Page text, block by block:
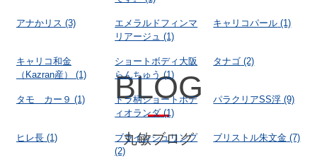
BLOG
丸敏ブログ
アナかリス (3)
エメラルドフィンマ
リアージュ (1)
キャリコパール (1)
キャリコ和金
（Kazran産）
(1)
ショートボディ大阪
らんちゅう (1)
タナゴ (2)
タモ カー９ (1)
トラ柄ショートボデ
ィオランダ(1)
パラクリアSS浮 (9)
ヒレ長 (1)
ブラインシュリンプ
(2)
ブリストル朱文金 (7)